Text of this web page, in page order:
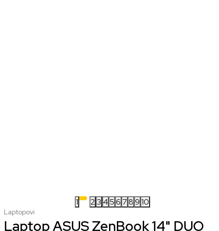
1 23 456 78910
Laptopovi
Laptop ASUS ZenBook 14" DUO